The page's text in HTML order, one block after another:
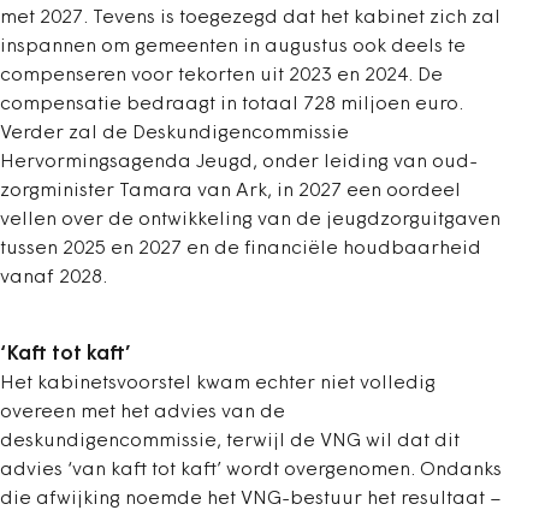
met 2027. Tevens is toegezegd dat het kabinet zich zal
inspannen om gemeenten in augustus ook deels te
compenseren voor tekorten uit 2023 en 2024. De
compensatie bedraagt in totaal 728 miljoen euro.
Verder zal de Deskundigencommissie
Hervormingsagenda Jeugd, onder leiding van oud-
zorgminister Tamara van Ark, in 2027 een oordeel
vellen over de ontwikkeling van de jeugdzorguitgaven
tussen 2025 en 2027 en de financiële houdbaarheid
vanaf 2028.
‘Kaft tot kaft’
Het kabinetsvoorstel kwam echter niet volledig
overeen met het advies van de
deskundigencommissie, terwijl de VNG wil dat dit
advies ‘van kaft tot kaft’ wordt overgenomen. Ondanks
die afwijking noemde het VNG-bestuur het resultaat –